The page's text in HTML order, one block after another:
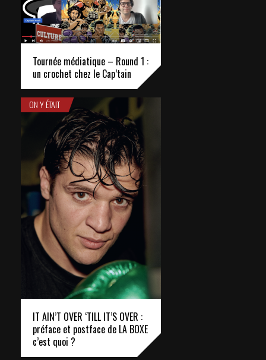
Tournée médiatique – Round 1 :
un crochet chez le Cap’tain
ON Y ÉTAIT
IT AIN’T OVER ‘TILL IT’S OVER :
préface et postface de LA BOXE
c’est quoi ?